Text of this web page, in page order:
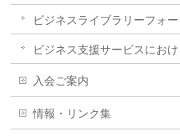
ビジネスライブラリーフォー
ビジネス支援サービスにお
入会ご案内
情報・リンク集